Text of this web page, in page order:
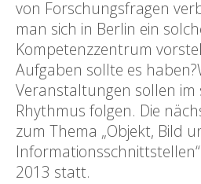
von Forschungsfragen
man sich in Berlin ein
Kompetenzzentrum
Aufgaben sollte es
Veranstaltungen sollen im
Rhythmus folgen. Die
zum Thema „Objekt, Bild
2013 statt.